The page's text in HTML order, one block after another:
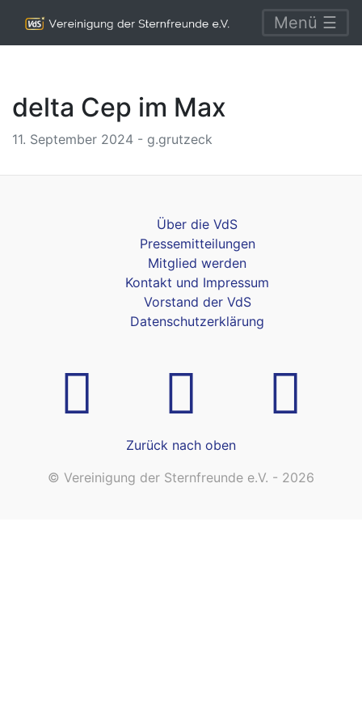
Menü ☰
delta Cep im Max
11. September 2024 - g.grutzeck
Über die VdS
Pressemitteilungen
Mitglied werden
Kontakt und Impressum
Vorstand der VdS
Datenschutzerklärung
Zurück nach oben
© Vereinigung der Sternfreunde e.V. - 2026